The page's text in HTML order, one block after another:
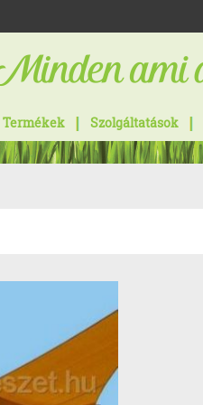
Termékek Szolgáltatások